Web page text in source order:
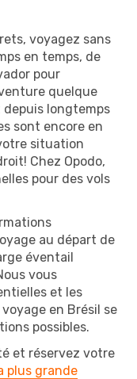
voyagez sans
en temps, de
pour
quelque
longtemps
sont encore en
situation
Chez Opodo,
pour des vols
au départ de
éventail
vous
et les
en Brésil se
possibles.
et réservez votre
plus grande